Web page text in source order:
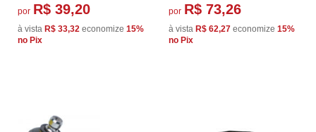
por R$ 39,20
à vista R$ 33,32 economize 15%
no Pix
por R$ 73,26
à vista R$ 62,27 economize 15%
no Pix